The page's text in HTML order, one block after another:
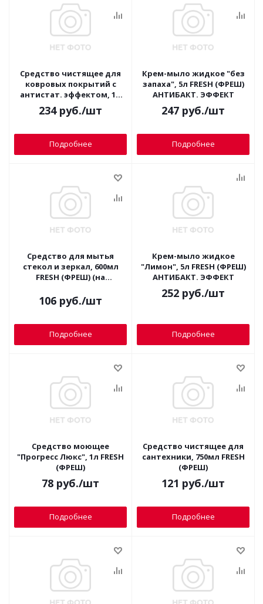
Средство чистящее для
ковровых покрытий с
антистат. эффектом, 1л
FRESH
234руб./шт
Подробнее
Крем-мыло жидкое "без
запаха", 5л FRESH (ФРЕШ)
АНТИБАКТ. ЭФФЕКТ
247 руб./шт
Подробнее
Средство для мытья
стекол и зеркал, 600мл
FRESH (ФРЕШ) (на
106 руб./шт
Подробнее
Крем-мыло жидкое
"Лимон", 5л FRESH (ФРЕШ)
АНТИБАКТ. ЭФФЕКТ
252 руб./шт
Подробнее
Средство моющее
"Прогресс Люкс", 1л FRESH
(ФРЕШ)
78 руб./шт
Подробнее
Средство чистящее для
сантехники, 750мл FRESH
(ФРЕШ)
121 руб./шт
Подробнее